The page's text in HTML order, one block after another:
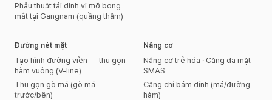
Phẫu thuật tái định vị mỡ bọng
mắt tại Gangnam (quầng thâm)
Đường nét mặt
Tạo hình đường viền — thu gọn
hàm vuông (V-line)
Thu gọn gò má (gò má
trước/bên)
Nâng cơ
Nâng cơ trẻ hóa · Căng da mặt
SMAS
Căng chỉ bám dính (má/đường
hàm)